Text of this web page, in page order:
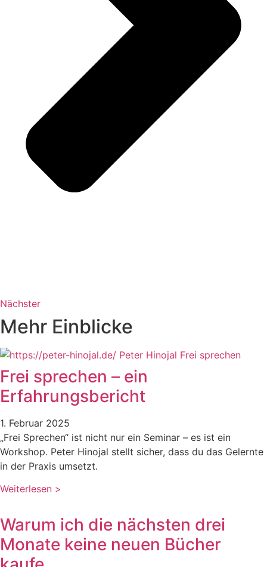
Nächster
Mehr Einblicke
Frei sprechen – ein
Erfahrungsbericht
1. Februar 2025
„Frei Sprechen“ ist nicht nur ein Seminar – es ist ein
Workshop. Peter Hinojal stellt sicher, dass du das Gelernte
in der Praxis umsetzt.
Weiterlesen >
Warum ich die nächsten drei
Monate keine neuen Bücher